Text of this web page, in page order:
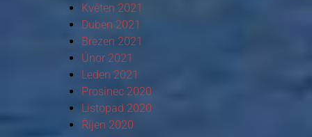
Květen 2021
Duben 2021
Březen 2021
Únor 2021
Leden 2021
Prosinec 2020
Listopad 2020
Říjen 2020